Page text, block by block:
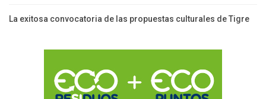
La exitosa convocatoria de las propuestas culturales de Tigre